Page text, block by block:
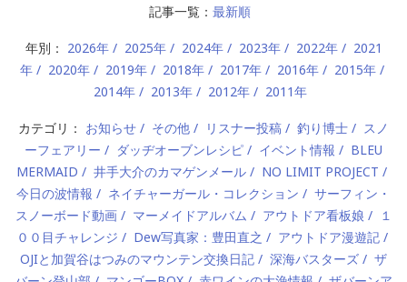
記事一覧： 最新順
年別： 2026年 2025年 2024年 2023年 2022年
2021
年
2020年 2019年 2018年 2017年 2016年
2015年
2014年
2013年 2012年 2011年
カテゴリ： お知らせ その他 リスナー投稿 釣り博士
スノ
ーフェアリー
ダッヂオーブンレシピ イベント情報
BLEU
MERMAID
井手大介のカマゲンメール
NO LIMIT PROJECT
今日の波情報
ネイチャーガール・コレクション
サーフィン・
スノーボード動画
マーメイドアルバム アウトドア看板娘
１
００目チャレンジ
Dew写真家：豊田直之
アウトドア漫遊記
OJIと加賀谷はつみのマウンテン交換日記
深海バスターズ
ザ